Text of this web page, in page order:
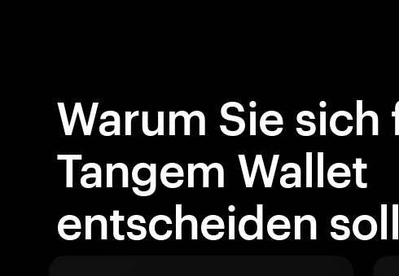
Warum Sie sich
Tangem Wallet
entscheiden